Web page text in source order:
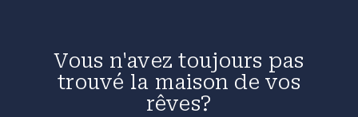
Vous n'avez toujours pas
trouvé la maison de vos
rêves?